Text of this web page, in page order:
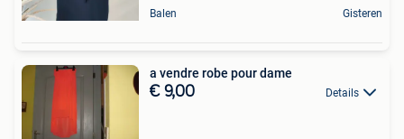
Balen Gisteren
a vendre robe pour dame
€ 9,00 Details